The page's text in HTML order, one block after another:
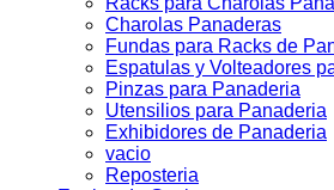
Charolas Panaderas
Fundas para Racks de
Espatulas y Volteadores
Pinzas para Panaderia
Utensilios para Panaderia
Exhibidores de Panaderia
vacio
Reposteria